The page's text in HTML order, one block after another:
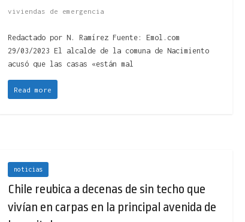
viviendas de emergencia
Redactado por N. Ramírez Fuente: Emol.com
29/03/2023 El alcalde de la comuna de Nacimiento
acusó que las casas «están mal
Read more
noticias
Chile reubica a decenas de sin techo que
vivían en carpas en la principal avenida de